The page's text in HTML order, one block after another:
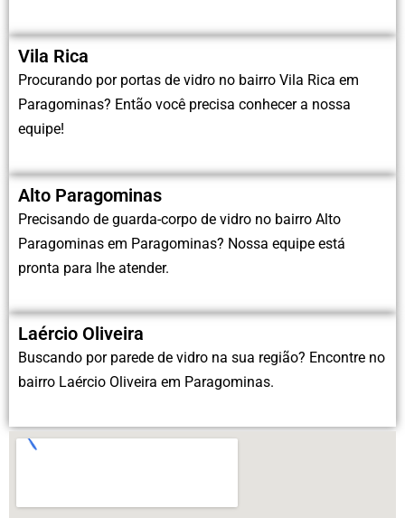
Vila Rica
Procurando por portas de vidro no bairro Vila Rica em
Paragominas? Então você precisa conhecer a nossa
equipe!
Alto Paragominas
Precisando de guarda-corpo de vidro no bairro Alto
Paragominas em Paragominas? Nossa equipe está
pronta para lhe atender.
Laércio Oliveira
Buscando por parede de vidro na sua região? Encontre no
bairro Laércio Oliveira em Paragominas.